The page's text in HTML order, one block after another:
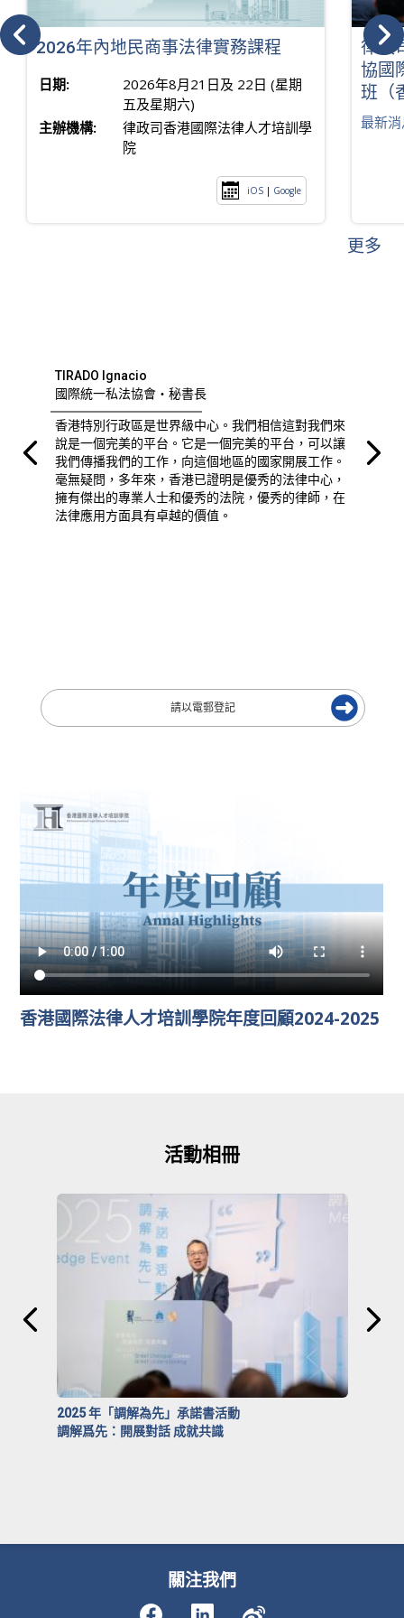
2026年內地民商事法律實務課程
日期:
2026年8月21日及 22日 (星期
五及星期六)
主辦機構:
律政司香港國際法律人才培訓學
院
iOS | Google
律政
協國
班（
最新
更多
TIRADO Ignacio
國際統一私法協會・秘書長
香港特別行政區是世界級中心。我們相信這對我們來
說是一個完美的平台。它是一個完美的平台，可以讓
我們傳播我們的工作，向這個地區的國家開展工作。
毫無疑問，多年來，香港已證明是優秀的法律中心，
擁有傑出的專業人士和優秀的法院，優秀的律師，在
法律應用方面具有卓越的價值。
香港國際法律人才培訓學院年度回顧2024-2025
活動相冊
2025 年「調解為先」承諾書活動
調解爲先：開展對話 成就共識
關注我們